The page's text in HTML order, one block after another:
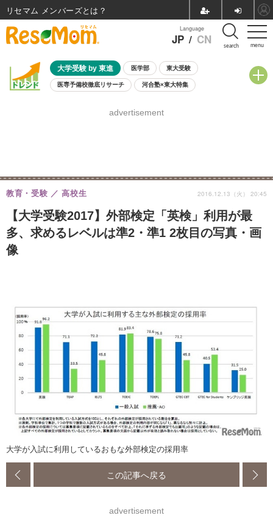
menu
Language
JP / CN search
大学受験 by 東進 医学部 東大受験
医専予備校徹底リサーチ 河合塾×東大特集
8月開催学校説明会・相談会
advertisement
【大学受験2017】外部検定「英検」利用が最
多、求めるレベルは準2・準1 2枚目の写真・画
像
教育・受験 高校生 2016.12.13（火） 20:45
大学が入試に利用しているおもな外部検定の採用率
この記事へ戻る
advertisement
リセマム メンバーズ